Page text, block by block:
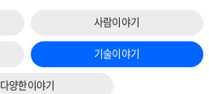
사람이야기
기술이야기
다양한이야기